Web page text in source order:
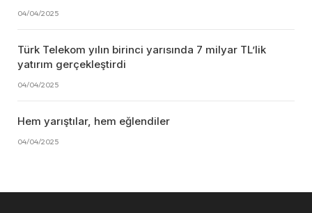
04/04/2025
Türk Telekom yılın birinci yarısında 7 milyar TL’lik
yatırım gerçekleştirdi
04/04/2025
Hem yarıştılar, hem eğlendiler
04/04/2025